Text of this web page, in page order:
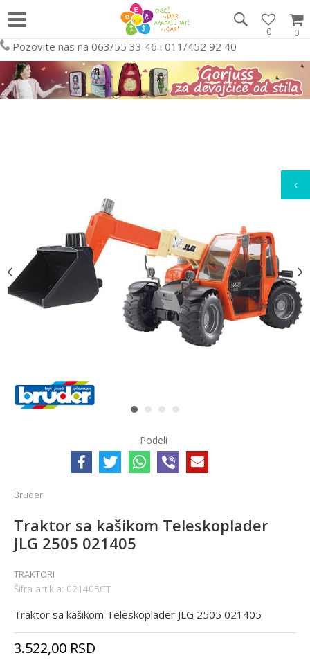
0
0
Pozovite nas na 063/55 33 46 i 011/452 92 40
1 2 3 4
Podeli
Bruder
Traktor sa kašikom Teleskoplader
JLG 2505 021405
TRAKTORI
Šifra artikla: 021405CT
Traktor sa kašikom Teleskoplader JLG 2505 021405
3.522,00 RSD